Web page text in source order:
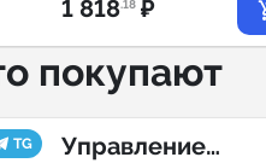
1 818.18 ₽
покупают
TG
Управление